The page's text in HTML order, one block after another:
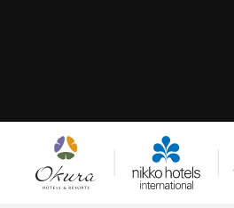
오쿠라 호
텔즈 & 리
닛코 호텔즈
인터내셔널